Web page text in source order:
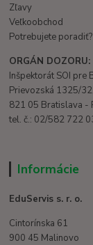
Zľavy
Veľkoobchod
Potrebujete poradiť?
ORGÁN DOZORU:
Inšpektorát SOI pre
Prievozská 1325/
821 05 Bratislava -
tel. č.: 02/582 722
Informácie
EduServis s. r. o.
Cintorínska 61
900 45 Malinovo